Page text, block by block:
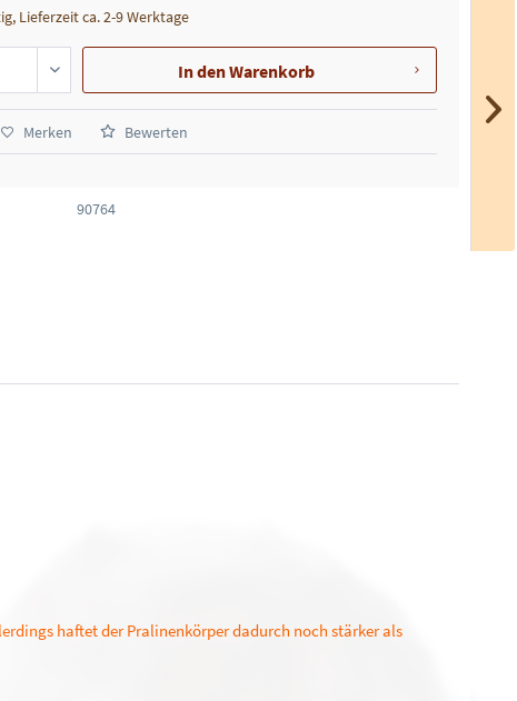
Lieferzeit ca. 2-9 Werktage
In denWarenkorb
Merken Bewerten
90764
haftet der Pralinenkörper dadurch noch stärker als